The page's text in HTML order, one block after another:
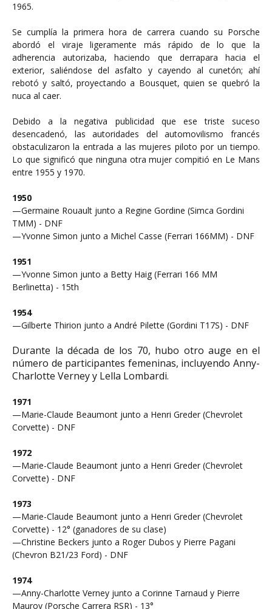
1965.
Se cumplía la primera hora de carrera cuando su Porsche
abordó el viraje ligeramente más rápido de lo que la
adherencia autorizaba, haciendo que derrapara hacia el
exterior, saliéndose del asfalto y cayendo al cunetón; ahí
rebotó y saltó, proyectando a Bousquet, quien se quebró la
nuca al caer.
Debido a la negativa publicidad que ese triste suceso
desencadenó, las autoridades del automovilismo francés
obstaculizaron la entrada a las mujeres piloto por un tiempo.
Lo que significó que ninguna otra mujer compitió en Le Mans
entre 1955 y 1970.
1950
—Germaine Rouault junto a Regine Gordine (Simca Gordini
TMM) - DNF
—Yvonne Simon junto a Michel Casse (Ferrari 166MM) - DNF
1951
—Yvonne Simon junto a Betty Haig (Ferrari 166 MM
Berlinetta) - 15th
1954
—Gilberte Thirion junto a André Pilette (Gordini T17S) - DNF
Durante la década de los 70, hubo otro auge en el
número de participantes femeninas, incluyendo Anny-
Charlotte Verney y Lella Lombardi.
1971
—Marie-Claude Beaumont junto a Henri Greder (Chevrolet
Corvette) - DNF
1972
—Marie-Claude Beaumont junto a Henri Greder (Chevrolet
Corvette) - DNF
1973
—Marie-Claude Beaumont junto a Henri Greder (Chevrolet
Corvette) - 12° (ganadores de su clase)
—Christine Beckers junto a Roger Dubos y Pierre Pagani
(Chevron B21/23 Ford) - DNF
1974
—Anny-Charlotte Verney junto a Corinne Tarnaud y Pierre
Mauroy (Porsche Carrera RSR) - 13°